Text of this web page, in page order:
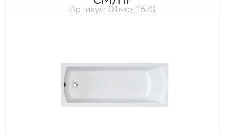
Артикул: 01мод1670